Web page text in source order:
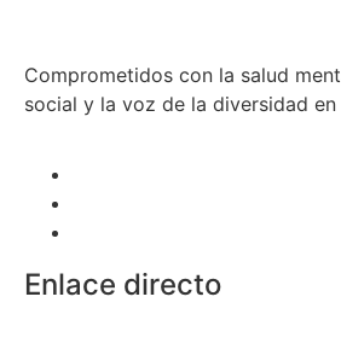
Comprometidos con la salud
social y la voz de la diversidad
Enlace directo